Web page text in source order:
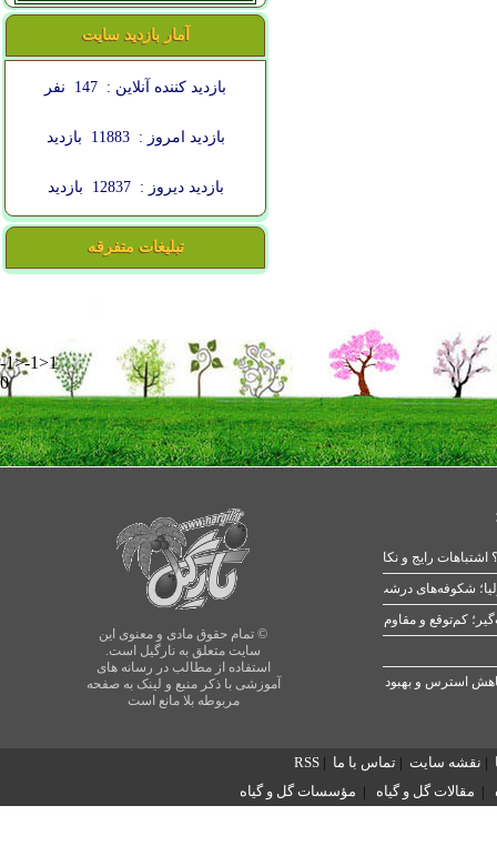
آمار بازدید سایت
بازدید کننده آنلاین : 147 نفر
بازدید امروز : 11883 بازدید
بازدید دیروز : 12837 بازدید
تبلیغات متفرقه
-1>-1>1
0
© تمام حقوق مادی و معنوی این
سایت متعلق به نارگیل است.
استفاده از مطالب در رسانه های
آموزشی با ذکر منبع و لینک به صفحه
مربوطه بلا مانع است
رایج و نکات طلایی
شکوفه‌های درشت در بهار
| نقشه سایت | تماس با ما |
RSS
| مقالات گل و گیاه | مؤسسات گل و گیاه